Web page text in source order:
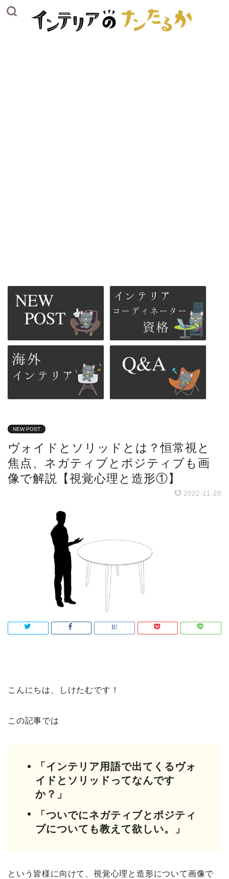
NEW POST
ヴォイドとソリッドとは？恒常視と
焦点、ネガティブとポジティブも画
像で解説【視覚心理と造形①】
2022-11-28
こんにちは、しけたむです！
この記事では
「インテリア用語で出てくるヴォ
イドとソリッドってなんです
か？」
「ついでにネガティブとポジティ
ブについても教えて欲しい。」
という皆様に向けて、視覚心理と造形について画像で